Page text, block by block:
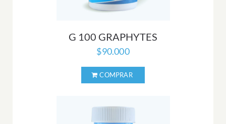
G 100 GRAPHYTES
$90.000